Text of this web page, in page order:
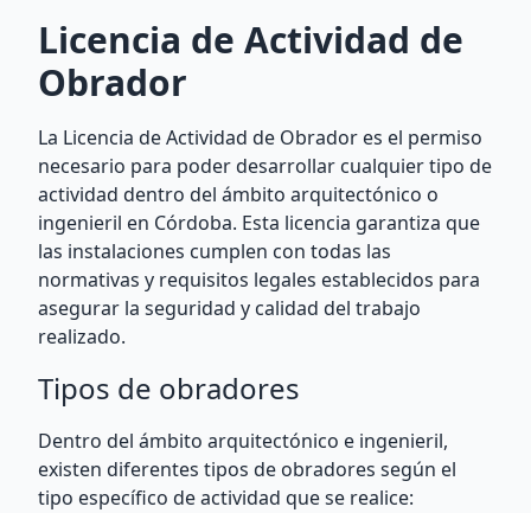
Licencia de Actividad de
Obrador
La Licencia de Actividad de Obrador es el permiso
necesario para poder desarrollar cualquier tipo de
actividad dentro del ámbito arquitectónico o
ingenieril en Córdoba. Esta licencia garantiza que
las instalaciones cumplen con todas las
normativas y requisitos legales establecidos para
asegurar la seguridad y calidad del trabajo
realizado.
Tipos de obradores
Dentro del ámbito arquitectónico e ingenieril,
existen diferentes tipos de obradores según el
tipo específico de actividad que se realice: